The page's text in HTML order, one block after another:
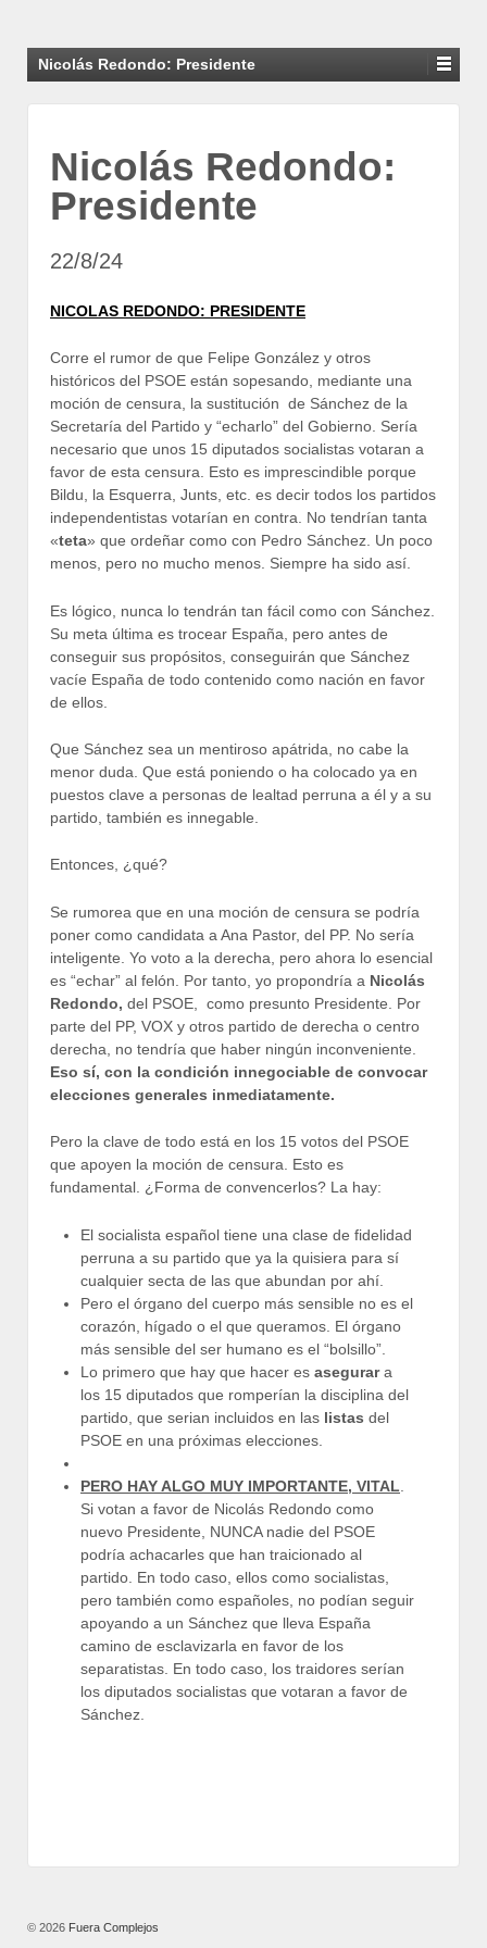
Nicolás Redondo: Presidente
Nicolás Redondo:
Presidente
22/8/24
NICOLAS REDONDO: PRESIDENTE
Corre el rumor de que Felipe González y otros
históricos del PSOE están sopesando, mediante una
moción de censura, la sustitución de Sánchez de la
Secretaría del Partido y “echarlo” del Gobierno. Sería
necesario que unos 15 diputados socialistas votaran a
favor de esta censura. Esto es imprescindible porque
Bildu, la Esquerra, Junts, etc. es decir todos los partidos
independentistas votarían en contra. No tendrían tanta
«teta» que ordeñar como con Pedro Sánchez. Un poco
menos, pero no mucho menos. Siempre ha sido así.
Es lógico, nunca lo tendrán tan fácil como con Sánchez.
Su meta última es trocear España, pero antes de
conseguir sus propósitos, conseguirán que Sánchez
vacíe España de todo contenido como nación en favor
de ellos.
Que Sánchez sea un mentiroso apátrida, no cabe la
menor duda. Que está poniendo o ha colocado ya en
puestos clave a personas de lealtad perruna a él y a su
partido, también es innegable.
Entonces, ¿qué?
Se rumorea que en una moción de censura se podría
poner como candidata a Ana Pastor, del PP. No sería
inteligente. Yo voto a la derecha, pero ahora lo esencial
es “echar” al felón. Por tanto, yo propondría a Nicolás
Redondo, del PSOE, como presunto Presidente. Por
parte del PP, VOX y otros partido de derecha o centro
derecha, no tendría que haber ningún inconveniente.
Eso sí, con la condición innegociable de convocar
elecciones generales inmediatamente.
Pero la clave de todo está en los 15 votos del PSOE
que apoyen la moción de censura. Esto es
fundamental. ¿Forma de convencerlos? La hay:
El socialista español tiene una clase de fidelidad
perruna a su partido que ya la quisiera para sí
cualquier secta de las que abundan por ahí.
Pero el órgano del cuerpo más sensible no es el
corazón, hígado o el que queramos. El órgano
más sensible del ser humano es el “bolsillo”.
Lo primero que hay que hacer es asegurara
los 15 diputados que romperían la disciplina del
partido, que serian incluidos en las listas del
PSOE en una próximas elecciones.
PERO HAY ALGO MUY IMPORTANTE, VITAL
Si votan a favor de Nicolás Redondo como
nuevo Presidente, NUNCA nadie del PSOE
podría achacarles que han traicionado al
partido. En todo caso, ellos como socialistas,
pero también como españoles, no podían seguir
apoyando a un Sánchez que lleva España
camino de esclavizarla en favor de los
separatistas. En todo caso, los traidores serían
los diputados socialistas que votaran a favor de
Sánchez.
© 2026 Fuera Complejos